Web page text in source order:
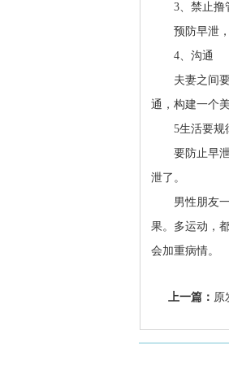
3、禁止撸
预防早泄，
4、沟通
夫妻之间要
通，构建一个
5生活要规
要防止早泄
泄了。
男性朋友一
果。多运动，
会加重病情。
上一篇： 原